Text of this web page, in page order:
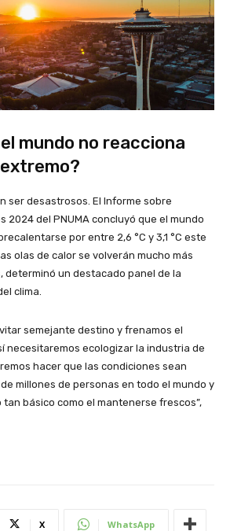
mundo no reacciona
ser desastrosos. El Informe sobre
2024 del PNUMA concluyó que el mundo
por entre 2,6 °C y 3,1 °C este
olas de calor se volverán mucho más
determinó un destacado panel de la
clima.
semejante destino y frenamos el
necesitaremos ecologizar la industria de
hacer que las condiciones sean
millones de personas en todo el mundo y
básico como el mantenerse frescos”,
X WhatsApp